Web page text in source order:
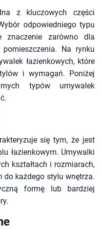
z kluczowych części
odpowiedniego typu
znaczenie zarówno dla
Na rynku
łazienkowych, które
i wymagań. Poniżej
typów umywalek
się tym, że jest
łazienkowym. Umywalki
kształtach i rozmiarach,
każdego stylu wnętrza.
formę lub bardziej